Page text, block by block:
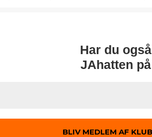
Har du også
JAhatten på